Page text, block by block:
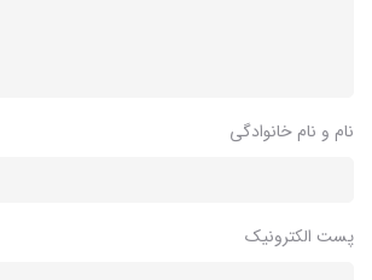
نام و نام خانوادگی
پست الکترونیک